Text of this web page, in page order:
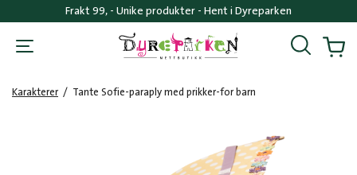
Frakt 99, - Unike produkter - Hent i Dyreparken
Søk
Karakterer / Tante Sofie-paraply med prikker-for barn